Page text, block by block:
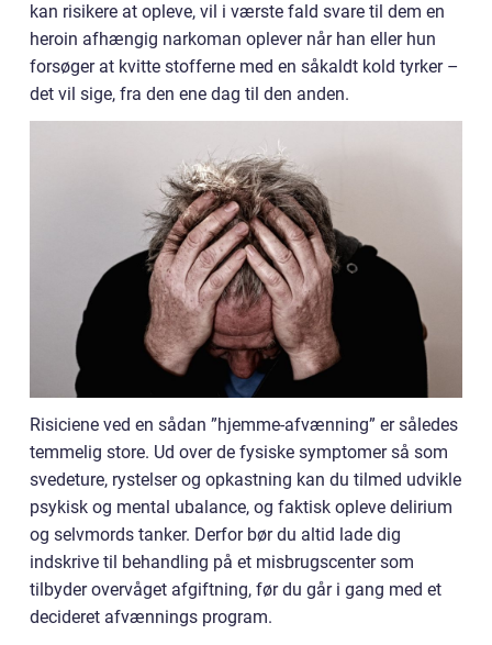
kan risikere at opleve, vil i værste fald svare til dem en
heroin afhængig narkoman oplever når han eller hun
forsøger at kvitte stofferne med en såkaldt kold tyrker –
det vil sige, fra den ene dag til den anden.
Risiciene ved en sådan ”hjemme-afvænning” er således
temmelig store. Ud over de fysiske symptomer så som
svedeture, rystelser og opkastning kan du tilmed udvikle
psykisk og mental ubalance, og faktisk opleve delirium
og selvmords tanker. Derfor bør du altid lade dig
indskrive til behandling på et misbrugscenter som
tilbyder overvåget afgiftning, før du går i gang med et
decideret afvænnings program.